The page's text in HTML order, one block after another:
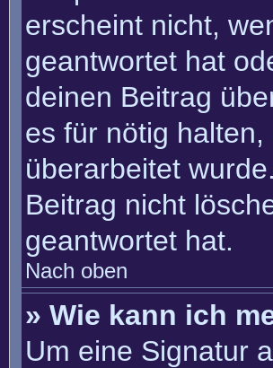
erscheint nicht,
geantwortet hat
deinen Beitrag
es für nötig
überarbeitet
Beitrag nicht
geantwortet hat.
Nach oben
» Wie kann ich
Um eine Signatur